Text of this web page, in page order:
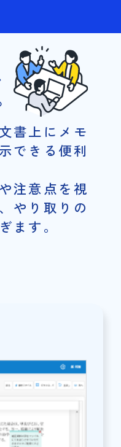
書上にメモ
できる便利
注意点を視
やり取りの
ます。